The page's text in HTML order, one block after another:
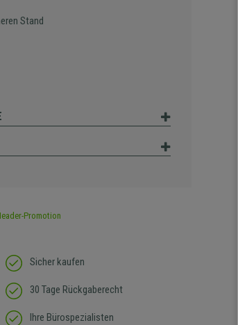
Stand
Sicher kaufen
30 Tage Rückgaberecht
Ihre Bürospezialisten